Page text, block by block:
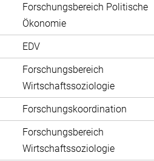
Forschungsbereich Politische
Ökonomie
EDV
Forschungsbereich
Wirtschaftssoziologie
Forschungskoordination
Forschungsbereich
Wirtschaftssoziologie